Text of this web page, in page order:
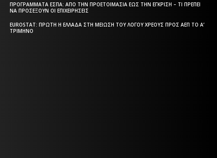
ΠΡΟΓΡΆΜΜΑΤΑ EΣΠΑ: ΑΠΌ ΤΗΝ ΠΡΟΕΤΟΙΜΑΣΊΑ ΈΩΣ ΤΗΝ ΈΓΚΡΙΣΗ – ΤΙ ΠΡΈΠΕΙ
ΝΑ ΠΡΟΣΈΞΟΥΝ ΟΙ ΕΠΙΧΕΙΡΉΣΕΙΣ
EUROSTAT: ΠΡΏΤΗ Η ΕΛΛΆΔΑ ΣΤΗ ΜΕΊΩΣΗ ΤΟΥ ΛΌΓΟΥ ΧΡΈΟΥΣ ΠΡΟΣ ΑΕΠ ΤΟ Α’
ΤΡΊΜΗΝΟ